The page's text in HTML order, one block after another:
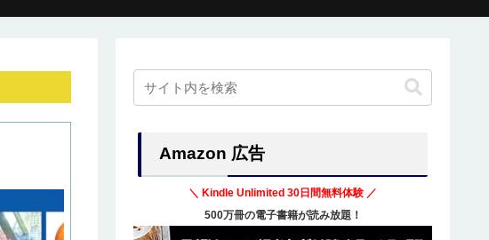
Amazon 広告
＼ Kindle Unlimited 30日間無料体験 ／
500万冊の電子書籍が読み放題！